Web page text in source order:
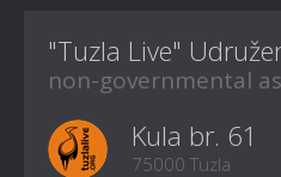
"Tuzla Live"
non-governmental
Kula br. 61
75000 Tuzla